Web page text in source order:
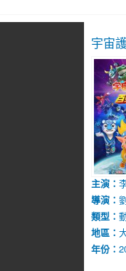
宇宙
主演：
導演：
類型：
地區：
年份：